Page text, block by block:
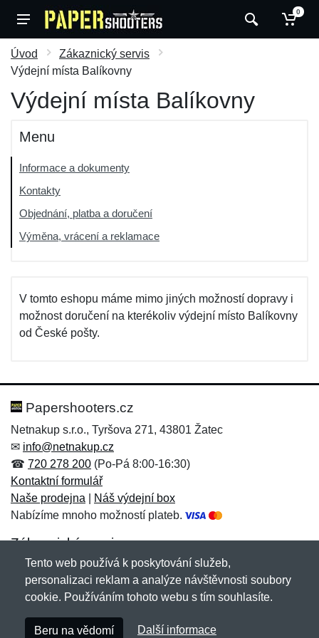
0
Úvod
Zákaznický servis
Výdejní místa Balíkovny
Výdejní místa Balíkovny
Menu
Informace a dokumenty
Kontakty
Objednání, platba a doručení
Výměna, vrácení a reklamace
V tomto eshopu máme mimo jiných možností dopravy i
možnost doručení na kterékoliv výdejní místo Balíkovny
od České pošty.
Papershooters.cz
Netnakup s.r.o., Tyršova 271, 43801 Žatec
✉ info@netnakup.cz
☎ 720 278 200 (Po-Pá 8:00-16:30)
Kontaktní formulář
Naše prodejna
Náš výdejní box
Nabízíme mnoho možností plateb.
Zákaznický servis
Novinky emailem
Copyright © 2007-2026 (19 let s vámi)Netnakup.cz
Tento web používá k poskytování služeb,
personalizaci reklam a analýze návštěvnosti soubory
cookie. Používáním tohoto webu s tím souhlasíte.
Beru na vědomí Další informace